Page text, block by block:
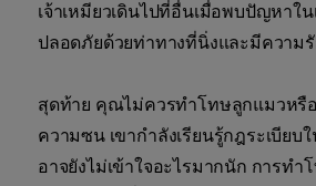
เจ้าเหมียวเดินไปที่อื่นเมื่อพบปัญหาใ
ปลอดภัยด้วยท่าทางที่นิ่งและมีความ
สุดท้าย คุณไม่ควรทำโทษลูกแมวหรือ
ความซน เขากำลังเรียนรู้กฎระเบีย
อาจยังไม่เข้าใจอะไรมากนัก การทำ